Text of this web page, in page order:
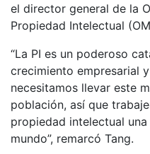
el director general de la
Propiedad Intelectual
“La PI es un poderoso
crecimiento empresarial
necesitamos llevar este
población, así que
propiedad intelectual
mundo”, remarcó Tang.